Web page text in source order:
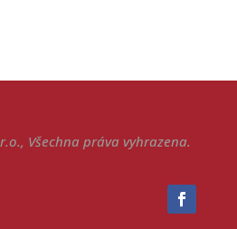
Všechna práva vyhrazena.